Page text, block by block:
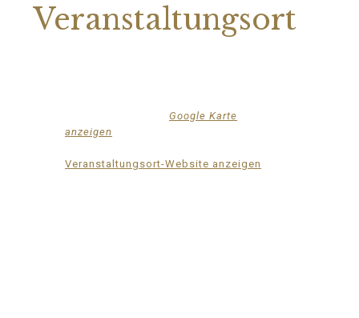
Veranstaltungsort
Google Karte
anzeigen
Veranstaltungsort-Website anzeigen